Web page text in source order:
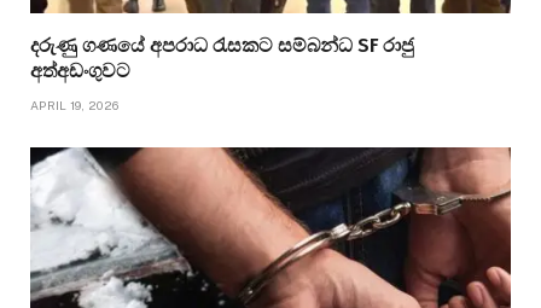
දරුණු ගණයේ අපරාධ රැසකට සම්බන්ධ SF රාජු
අත්අඩංගුවට
APRIL 19, 2026